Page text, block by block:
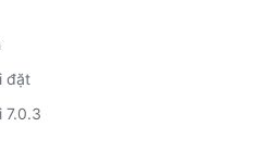
đặt
7.0.3